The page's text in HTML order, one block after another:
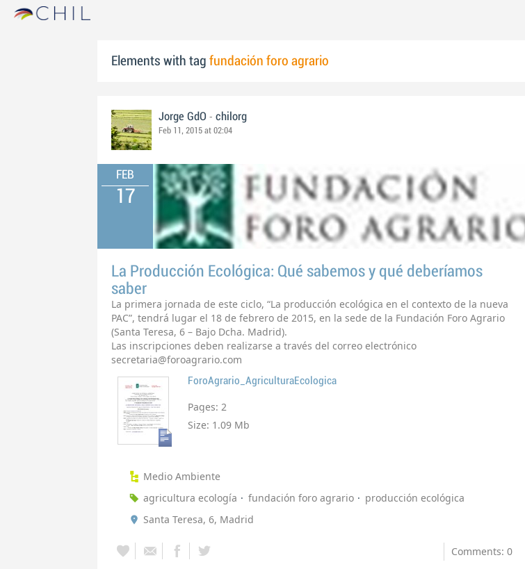
Elements with tag fundación foro agrario
Jorge GdO - chilorg
Feb 11, 2015 at 02:04
FEB
17
La Producción Ecológica: Qué sabemos y qué deberíamos
saber
La primera jornada de este ciclo, “La producción ecológica en el contexto de la nueva
PAC”, tendrá lugar el 18 de febrero de 2015, en la sede de la Fundación Foro Agrario
(Santa Teresa, 6 – Bajo Dcha. Madrid).
Las inscripciones deben realizarse a través del correo electrónico
secretaria@foroagrario.com
ForoAgrario_AgriculturaEcologica
Pages: 2
Size: 1.09 Mb
Medio Ambiente
agricultura ecología
fundación foro agrario
producción ecológica
Santa Teresa, 6, Madrid
Comments: 0